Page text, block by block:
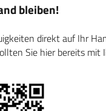
bleiben!
direkt auf Ihr
Sie hier bereits mit